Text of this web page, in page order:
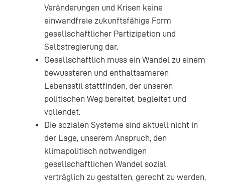
Veränderungen und Krisen keine
einwandfreie zukunftsfähige Form
gesellschaftlicher Partizipation und
Selbstregierung dar.
Gesellschaftlich muss ein Wandel zu einem
bewussteren und enthaltsameren
Lebensstil stattfinden, der unseren
politischen Weg bereitet, begleitet und
vollendet.
Die sozialen Systeme sind aktuell nicht in
der Lage, unserem Anspruch, den
klimapolitisch notwendigen
gesellschaftlichen Wandel sozial
verträglich zu gestalten, gerecht zu werden,